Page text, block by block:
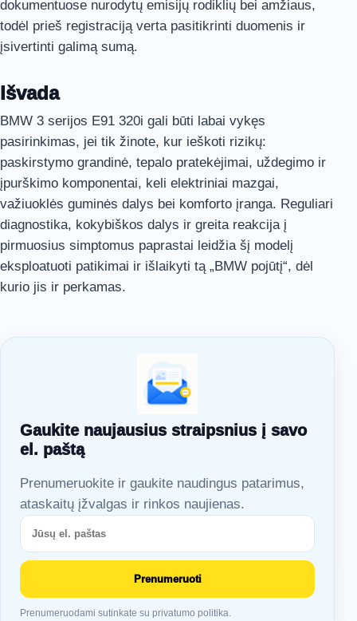
dokumentuose nurodytų emisijų rodiklių bei amžiaus,
todėl prieš registraciją verta pasitikrinti duomenis ir
įsivertinti galimą sumą.
Išvada
BMW 3 serijos E91 320i gali būti labai vykęs
pasirinkimas, jei tik žinote, kur ieškoti rizikų:
paskirstymo grandinė, tepalo pratekėjimai, uždegimo ir
įpurškimo komponentai, keli elektriniai mazgai,
važiuoklės guminės dalys bei komforto įranga. Reguliari
diagnostika, kokybiškos dalys ir greita reakcija į
pirmuosius simptomus paprastai leidžia šį modelį
eksploatuoti patikimai ir išlaikyti tą „BMW pojūtį“, dėl
kurio jis ir perkamas.
Gaukite naujausius straipsnius į savo
el. paštą
Prenumeruokite ir gaukite naudingus patarimus,
ataskaitų įžvalgas ir rinkos naujienas.
Prenumeruoti
Prenumeruodami sutinkate su privatumo politika.